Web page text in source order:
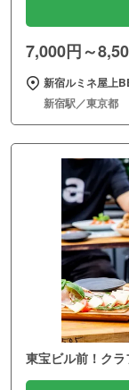
7,000円～
新宿ルミネ屋上
新宿駅／東京都
東宝ビル前！ク